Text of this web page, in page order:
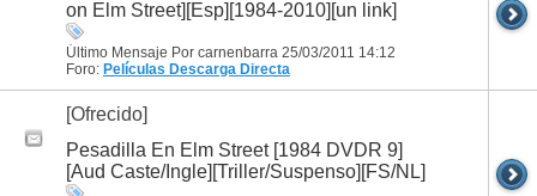
on Elm Street][Esp][1984-2010][un link]
Último Mensaje Por carnenbarra 25/03/2011 14:12
Foro: Películas Descarga Directa
[Ofrecido]
Pesadilla En Elm Street [1984 DVDR 9]
[Aud Caste/Ingle][Triller/Suspenso][FS/NL]